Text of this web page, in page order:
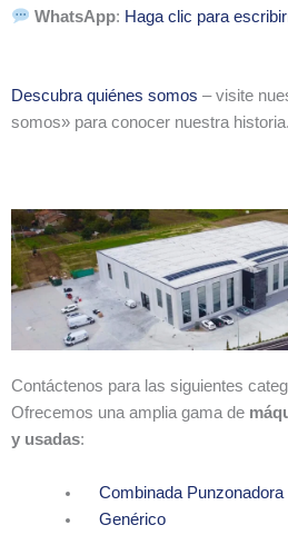
WhatsApp: Haga clic para
Descubra quiénes somos – visite
somos» para conocer nuestra historia.
Contáctenos para las siguientes
Ofrecemos una amplia gama de
y usadas:
Combinada Punzonadora
Genérico